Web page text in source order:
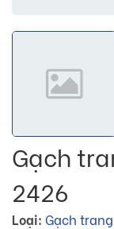
Gạch
2426
Loại: Gạch